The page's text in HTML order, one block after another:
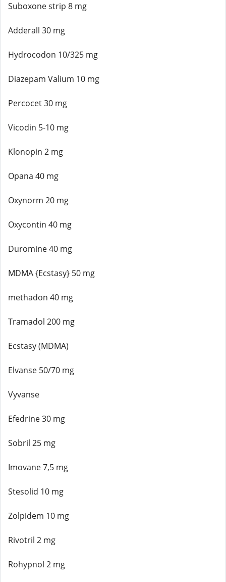
Suboxone strip 8 mg
Adderall 30 mg
Hydrocodon 10/325 mg
Diazepam Valium 10 mg
Percocet 30 mg
Vicodin 5-10 mg
Klonopin 2 mg
Opana 40 mg
Oxynorm 20 mg
Oxycontin 40 mg
Duromine 40 mg
MDMA {Ecstasy} 50 mg
methadon 40 mg
Tramadol 200 mg
Ecstasy (MDMA)
Elvanse 50/70 mg
Vyvanse
Efedrine 30 mg
Sobril 25 mg
Imovane 7,5 mg
Stesolid 10 mg
Zolpidem 10 mg
Rivotril 2 mg
Rohypnol 2 mg